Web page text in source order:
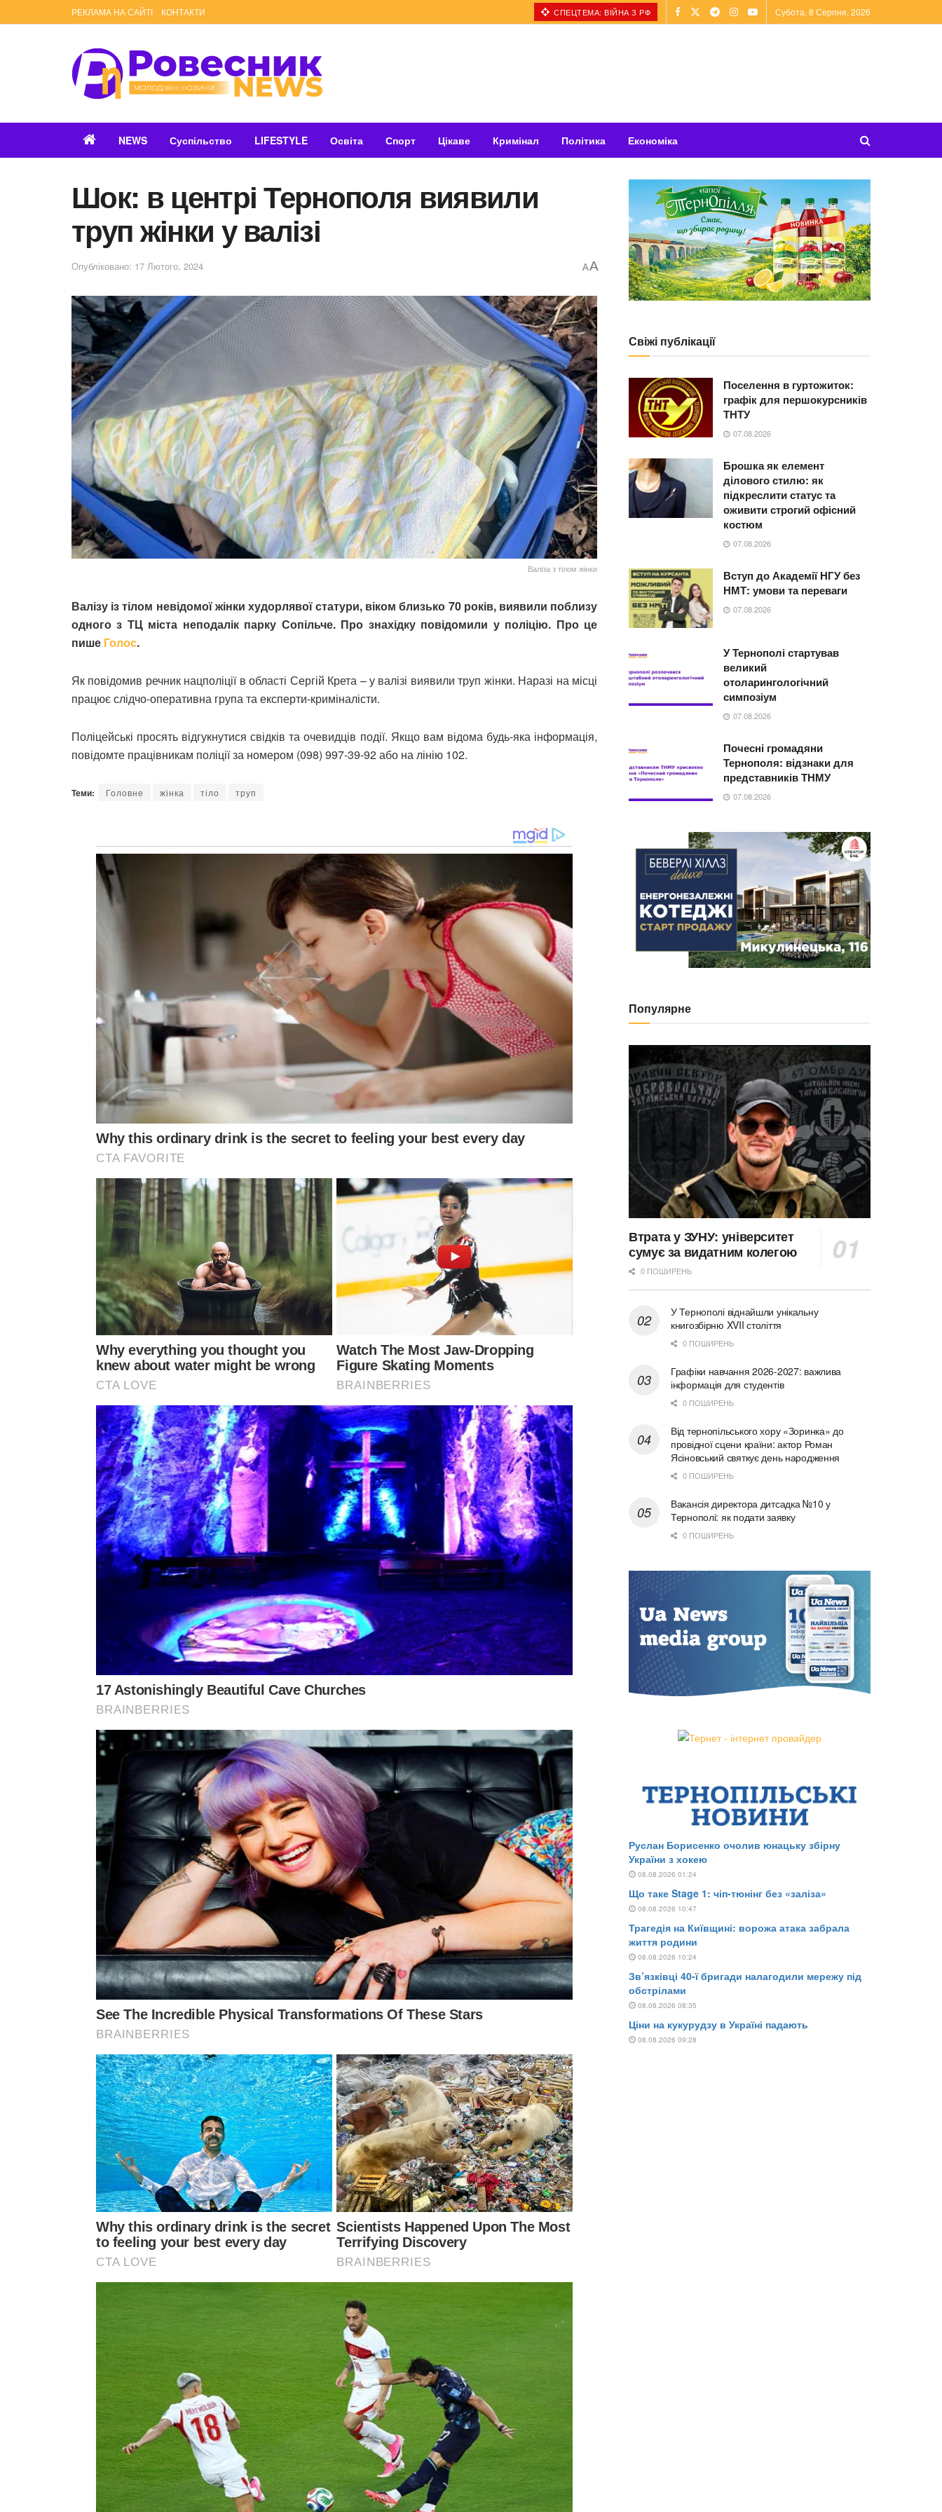
РЕКЛАМА НА САЙТІ КОНТАКТИ СПЕЦТЕМА: ВІЙНА З РФ Субота, 8 Серпня, 2026
NEWS Суспільство LIFESTYLE Освіта Спорт Цікаве Кримінал Політика Економіка
Шок: в центрі Тернополя виявили
труп жінки у валізі
Опубліковано: 17 Лютого, 2024 AA
Валіза з тілом жінки
Валізу із тілом невідомої жінки худорлявої статури, віком близько 70 років, виявили поблизу
одного з ТЦ міста неподалік парку Сопільче. Про знахідку повідомили у поліцію. Про це
пише Голос.
Як повідомив речник нацполіції в області Сергій Крета – у валізі виявили труп жінки. Наразі на місці
працює слідчо-оперативна група та експерти-криміналісти.
Поліцейські просять відгукнутися свідків та очевидців події. Якщо вам відома будь-яка інформація,
повідомте працівникам поліції за номером (098) 997-39-92 або на лінію 102.
Теми: Головне жінка тіло труп
Свіжі публікації
Поселення в гуртожиток:
графік для першокурсників
ТНТУ
07.08.2026
Брошка як елемент
ділового стилю: як
підкреслити статус та
оживити строгий офісний
костюм
07.08.2026
Вступ до Академії НГУ без
НМТ: умови та переваги
07.08.2026
У Тернополі стартував
великий
отоларингологічний
симпозіум
07.08.2026
Почесні громадяни
Тернополя: відзнаки для
представників ТНМУ
07.08.2026
Популярне
Втрата у ЗУНУ: університет
сумує за видатним колегою
0 ПОШИРЕНЬ
У Тернополі віднайшли унікальну
книгозбірню XVII століття
0 ПОШИРЕНЬ
Графіки навчання 2026-2027: важлива
інформація для студентів
0 ПОШИРЕНЬ
Від тернопільського хору «Зоринка» до
провідної сцени країни: актор Роман
Ясіновський святкує день народження
0 ПОШИРЕНЬ
Вакансія директора дитсадка №10 у
Тернополі: як подати заявку
0 ПОШИРЕНЬ